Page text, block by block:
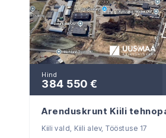
Hind
384 550 €
Arenduskrunt Kiili
Kiili vald, Kiili alev, Tööstuse 17